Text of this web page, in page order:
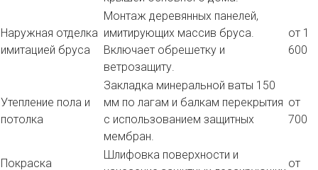
Наружная отделка
имитацией бруса
Монтаж деревянных панелей,
имитирующих массив бруса.
Включает обрешетку и
ветрозащиту.
от 1
600
Утепление пола и
потолка
Закладка минеральной ваты 150
мм по лагам и балкам перекрытия
с использованием защитных
мембран.
от
700
Покраска
Шлифовка поверхности и
от